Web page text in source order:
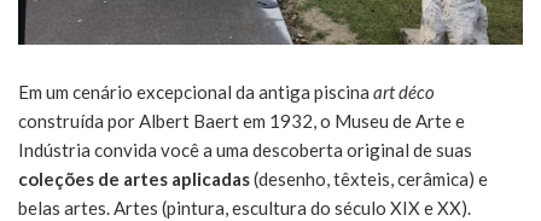
Em um cenário excepcional da antiga piscina art déco
construída por Albert Baert em 1932, o Museu de Arte e
Indústria convida você a uma descoberta original de suas
coleções de artes aplicadas(desenho, têxteis, cerâmica) e
belas artes. Artes (pintura, escultura do século XIX e XX).